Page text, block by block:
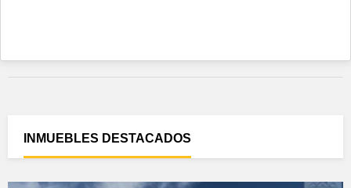
INMUEBLES DESTACADOS